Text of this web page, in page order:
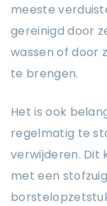
meeste
gereinigd door
wassen of door
te brengen.
Het is ook
regelmatig te
verwijderen. Dit
met een